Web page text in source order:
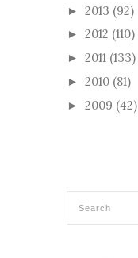
► 2013 (92)
► 2012 (110)
► 2011 (133)
► 2010 (81)
► 2009 (42)